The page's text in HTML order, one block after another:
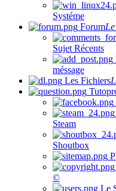
Systéme
Forum
Sujet Récents
méssage
Les Fichiers
Steam
Shoutbox
©
Le